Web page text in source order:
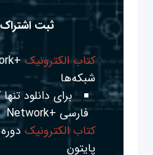
ثبت
کتاب الکترونیک
شبکه‌ها
برای دانلود
فارسی +Network
کتاب الکترونیک
پایتون